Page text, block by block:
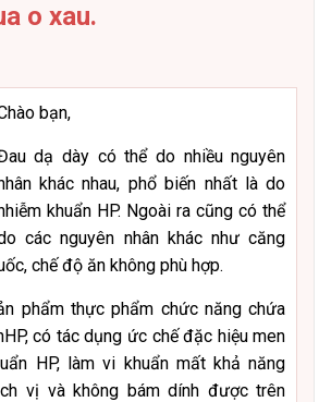
o xau.
bạn,
dạ dày có thể do nhiều nguyên
khác nhau, phổ biến nhất là do
khuẩn HP. Ngoài ra cũng có thể
các nguyên nhân khác như căng
chế độ ăn không phù hợp.
phẩm thực phẩm chức năng chứa
có tác dụng ức chế đặc hiệu men
HP, làm vi khuẩn mất khả năng
vị và không bám dính được trên